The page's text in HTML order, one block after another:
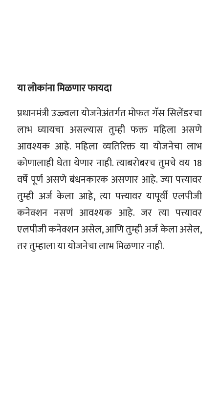
या लोकांना मिळणार फायदा
प्रधानमंत्री उज्ज्वला योजनेअंतर्गत मोफत गॅस सिलेंडरचा
लाभ घ्यायचा असल्यास तुम्ही फक्त महिला असणे
आवश्यक आहे. महिला व्यतिरिक्त या योजनेचा लाभ
कोणालाही घेता येणार नाही. त्याबरोबरच तुमचे वय 18
वर्षे पूर्ण असणे बंधनकारक असणार आहे. ज्या पत्त्यावर
तुम्ही अर्ज केला आहे, त्या पत्त्यावर यापूर्वी एलपीजी
कनेक्शन नसणं आवश्यक आहे. जर त्या पत्त्यावर
एलपीजी कनेक्शन असेल, आणि तुम्ही अर्ज केला असेल,
तर तुम्हाला या योजनेचा लाभ मिळणार नाही.